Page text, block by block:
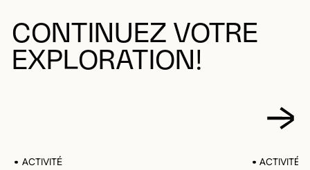
CONTINUEZ VOTRE
EXPLORATION!
ACTIVITÉ ACTIVITÉ